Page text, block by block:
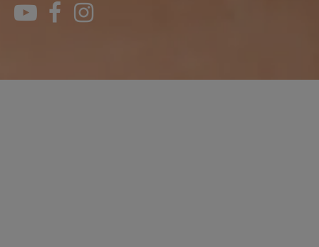
YouTube
Facebook
Instagram